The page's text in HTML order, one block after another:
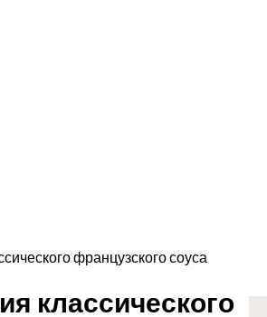
французского соуса
классического